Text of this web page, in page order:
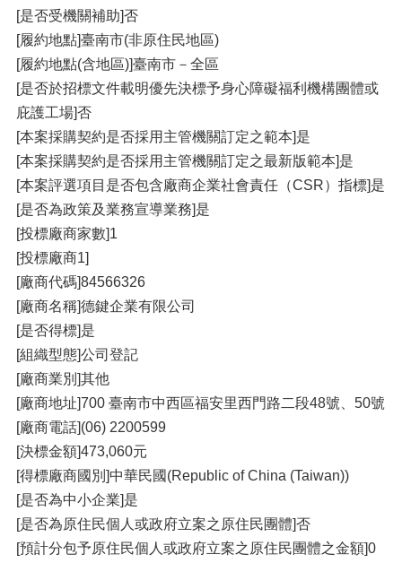
[是否受機關補助]否
[履約地點]臺南市(非原住民地區)
[履約地點(含地區)]臺南市－全區
[是否於招標文件載明優先決標予身心障礙福利機構團體或
庇護工場]否
[本案採購契約是否採用主管機關訂定之範本]是
[本案採購契約是否採用主管機關訂定之最新版範本]是
[本案評選項目是否包含廠商企業社會責任（CSR）指標]是
[是否為政策及業務宣導業務]是
[投標廠商家數]1
[投標廠商1]
[廠商代碼]84566326
[廠商名稱]德鍵企業有限公司
[是否得標]是
[組織型態]公司登記
[廠商業別]其他
[廠商地址]700 臺南市中西區福安里西門路二段48號、50號
[廠商電話](06) 2200599
[決標金額]473,060元
[得標廠商國別]中華民國(Republic of China (Taiwan))
[是否為中小企業]是
[是否為原住民個人或政府立案之原住民團體]否
[預計分包予原住民個人或政府立案之原住民團體之金額]0